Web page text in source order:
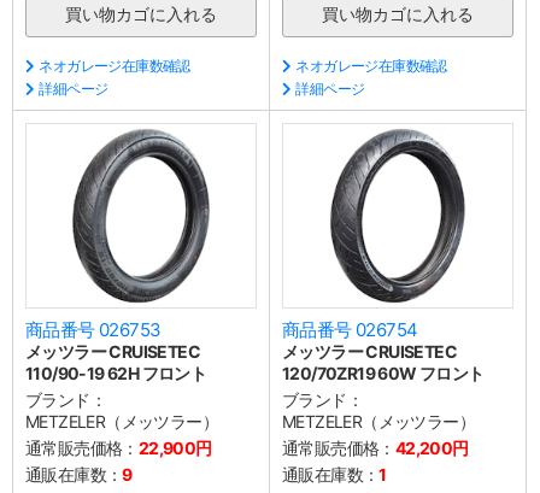
ネオガレージ在庫数確認
詳細ページ
ネオガレージ在庫数確認
詳細ページ
商品番号 026753
メッツラー CRUISETEC
110/90-19 62H フロント
ブランド：
METZELER（メッツラー）
通常販売価格： 22,900円
通販在庫数：9
商品番号 026754
メッツラー CRUISETEC
120/70ZR19 60W フロント
ブランド：
METZELER（メッツラー）
通常販売価格： 42,200円
通販在庫数：1